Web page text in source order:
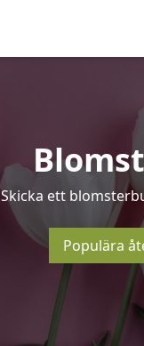
Skicka ett
Populära